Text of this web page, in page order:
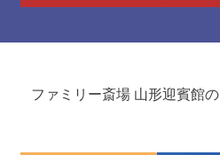
ファミリー斎場 山形迎賓館の